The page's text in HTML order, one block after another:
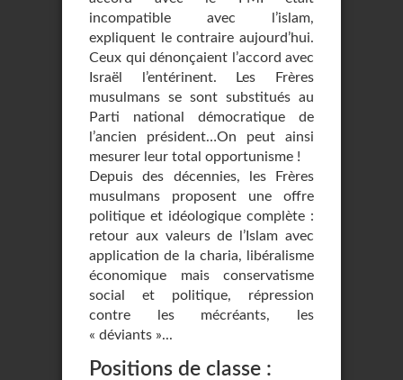
incompatible avec l’islam,
expliquent le contraire aujourd’hui.
Ceux qui dénonçaient l’accord avec
Israël l’entérinent. Les Frères
musulmans se sont substitués au
Parti national démocratique de
l’ancien président…On peut ainsi
mesurer leur total opportunisme !
Depuis des décennies, les Frères
musulmans proposent une offre
politique et idéologique complète :
retour aux valeurs de l’Islam avec
application de la charia, libéralisme
économique mais conservatisme
social et politique, répression
contre les mécréants, les
« déviants »...
Positions de classe :